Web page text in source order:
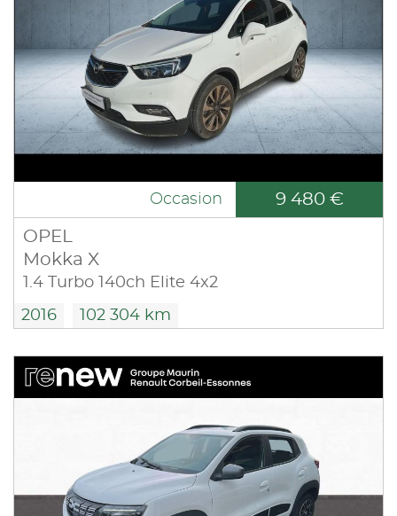
Occasion 9 480 €
OPEL
Mokka X
1.4 Turbo 140ch Elite 4x2
2016 102 304 km